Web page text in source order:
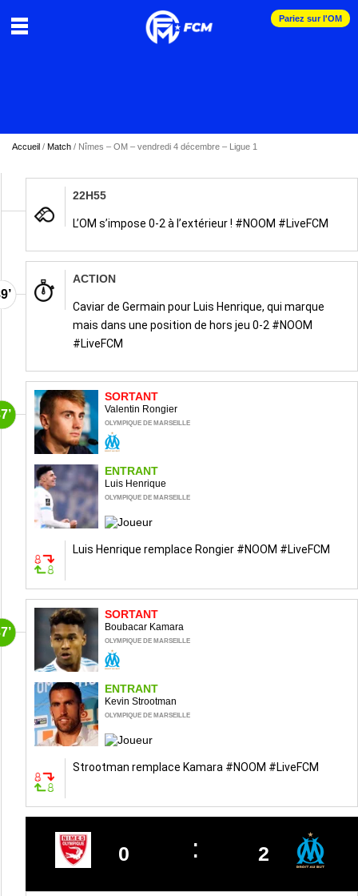
Pariez sur l'OM
Accueil / Match / Nîmes – OM – vendredi 4 décembre – Ligue 1
22H55
L’OM s’impose 0-2 à l’extérieur ! #NOOM #LiveFCM
ACTION
Caviar de Germain pour Luis Henrique, qui marque
mais dans une position de hors jeu 0-2 #NOOM
#LiveFCM
SORTANT
Valentin Rongier
OLYMPIQUE DE MARSEILLE
ENTRANT
Luis Henrique
OLYMPIQUE DE MARSEILLE
Luis Henrique remplace Rongier #NOOM #LiveFCM
SORTANT
Boubacar Kamara
OLYMPIQUE DE MARSEILLE
ENTRANT
Kevin Strootman
OLYMPIQUE DE MARSEILLE
Strootman remplace Kamara #NOOM #LiveFCM
0 2